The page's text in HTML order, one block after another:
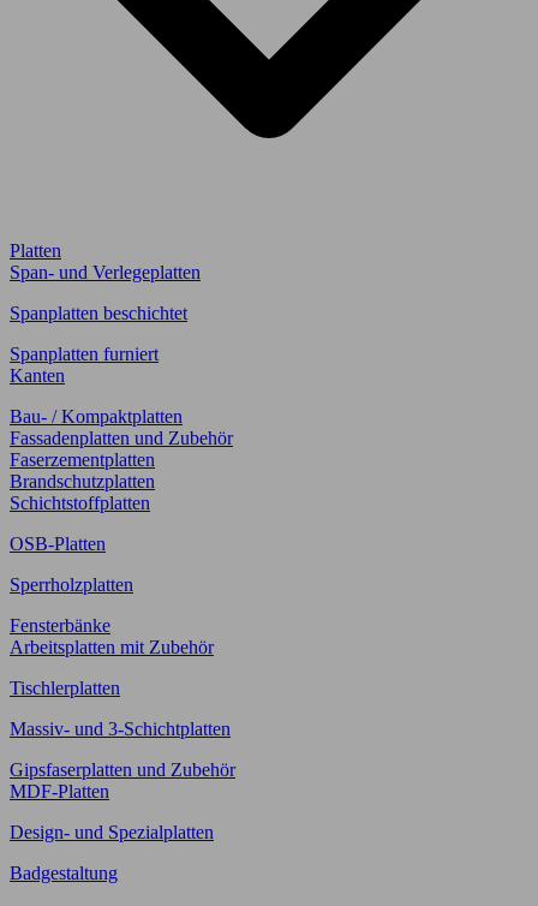
Platten
Span- und Verlegeplatten
Spanplatten beschichtet
Spanplatten furniert
Kanten
Bau- / Kompaktplatten
Fassadenplatten und Zubehör
Faserzementplatten
Brandschutzplatten
Schichtstoffplatten
OSB-Platten
Sperrholzplatten
Fensterbänke
Arbeitsplatten mit Zubehör
Tischlerplatten
Massiv- und 3-Schichtplatten
Gipsfaserplatten und Zubehör
MDF-Platten
Design- und Spezialplatten
Badgestaltung